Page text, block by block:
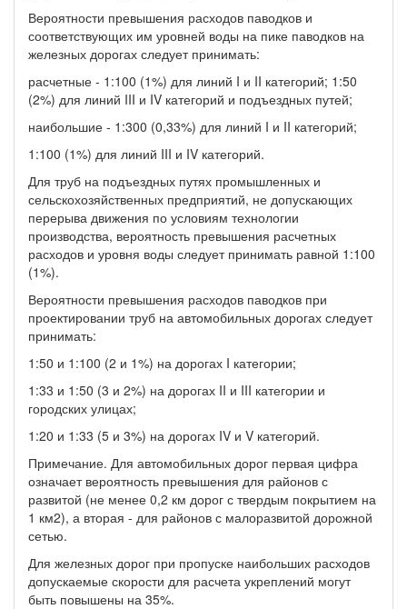
Вероятности превышения расходов паводков и
соответствующих им уровней воды на пике паводков на
железных дорогах следует принимать:
расчетные - 1:100 (1%) для линий I и II категорий; 1:50
(2%) для линий III и IV категорий и подъездных путей;
наибольшие - 1:300 (0,33%) для линий I и II категорий;
1:100 (1%) для линий III и IV категорий.
Для труб на подъездных путях промышленных и
сельскохозяйственных предприятий, не допускающих
перерыва движения по условиям технологии
производства, вероятность превышения расчетных
расходов и уровня воды следует принимать равной 1:100
(1%).
Вероятности превышения расходов паводков при
проектировании труб на автомобильных дорогах следует
принимать:
1:50 и 1:100 (2 и 1%) на дорогах I категории;
1:33 и 1:50 (3 и 2%) на дорогах II и III категории и
городских улицах;
1:20 и 1:33 (5 и 3%) на дорогах IV и V категорий.
Примечание. Для автомобильных дорог первая цифра
означает вероятность превышения для районов с
развитой (не менее 0,2 км дорог с твердым покрытием на
1 км2), а вторая - для районов с малоразвитой дорожной
сетью.
Для железных дорог при пропуске наибольших расходов
допускаемые скорости для расчета укреплений могут
быть повышены на 35%.